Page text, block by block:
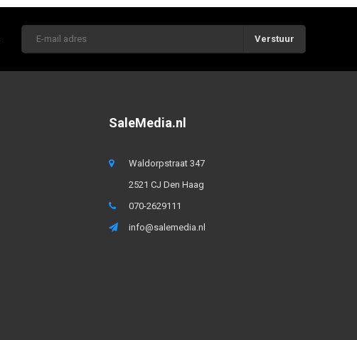
Verstuur
SaleMedia.nl
Waldorpstraat 347
2521 CJ Den Haag
070-2629111
info@salemedia.nl